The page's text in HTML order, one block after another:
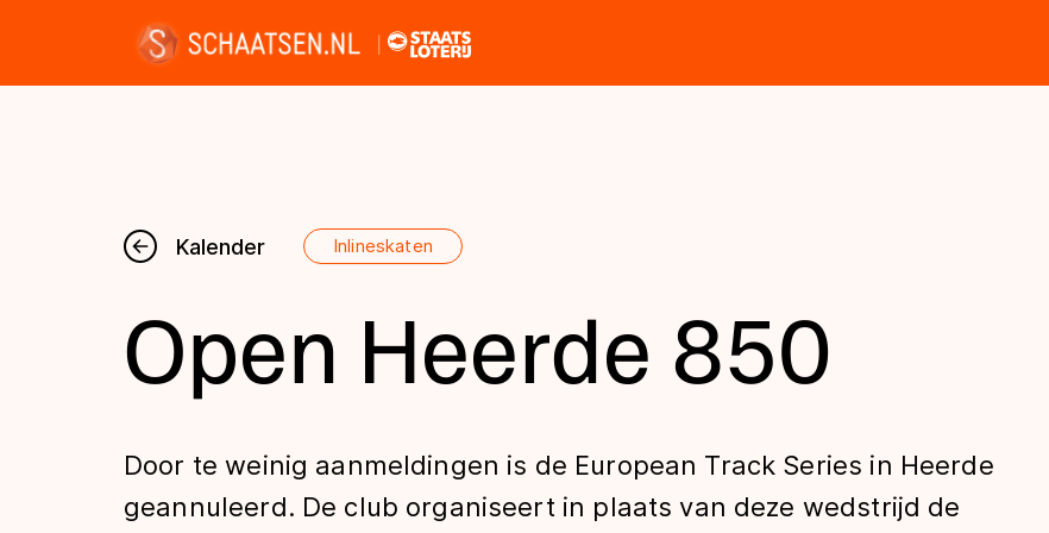
Nieuws
Kalender
Disciplines
Uitslagen
Kalender Inlineskaten
Open Heerde 850
Door te weinig aanmeldingen is de European Track Series in Heerde
geannuleerd. De club organiseert in plaats van deze wedstrijd de